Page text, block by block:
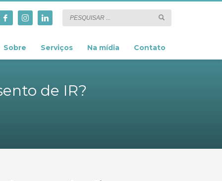
Sobre Serviços Na mídia Contato
de IR?